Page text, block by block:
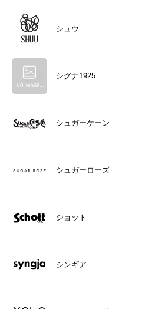
シュウ
シグナ1925
シュガーケーン
シュガーローズ
ショット
シンギア